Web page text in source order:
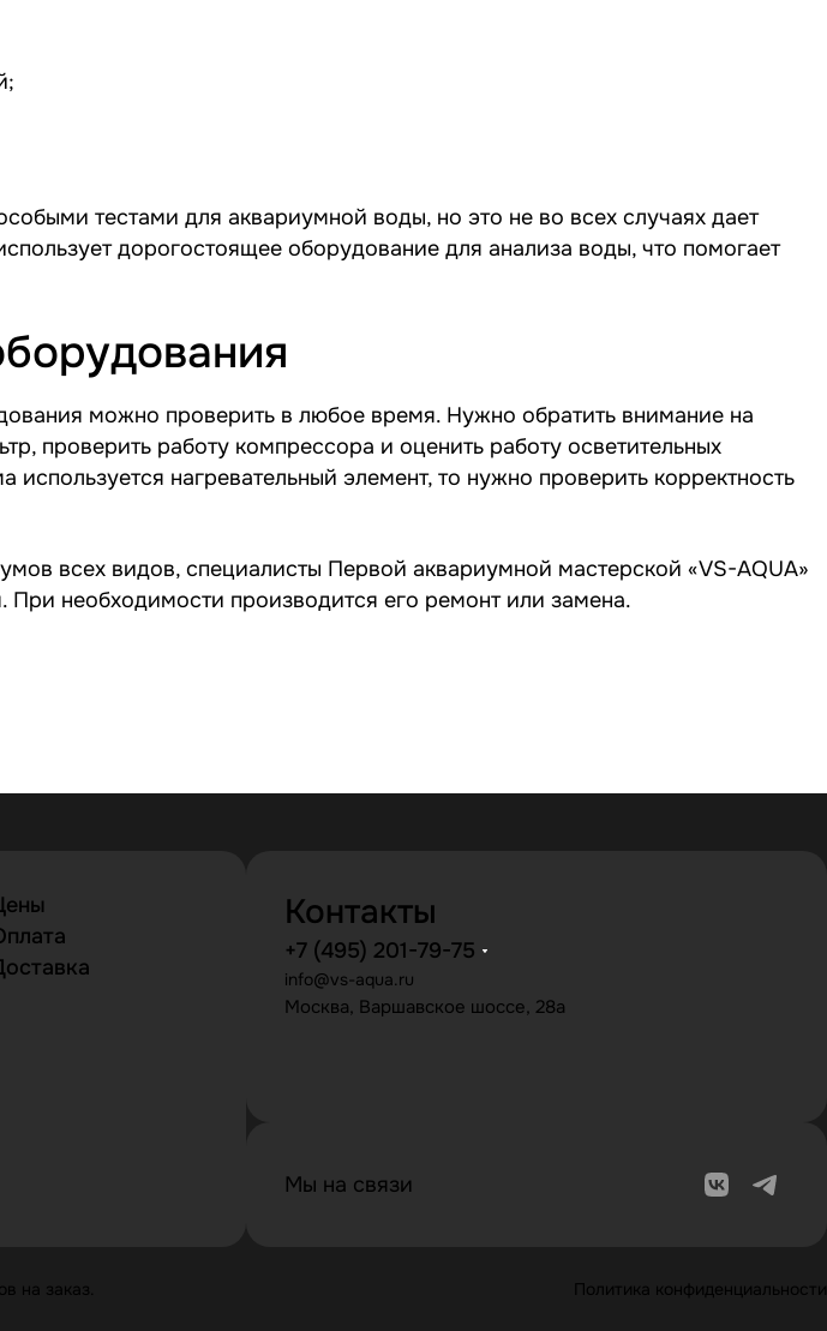
тестами для аквариумной воды, но это не во всех случаях дает
дорогостоящее оборудование для анализа воды, что помогает
можно проверить в любое время. Нужно обратить внимание на
проверить работу компрессора и оценить работу осветительных
нагревательный элемент, то нужно проверить корректность
всех видов, специалисты Первой аквариумной мастерской «VS-AQUA»
При необходимости производится его ремонт или замена.
Контакты
+7 (495) 201-79-75
info@vs-aqua.ru
Москва, Варшавское шоссе, 28а
Мы на связи
на заказ. Политика конфиденциальности